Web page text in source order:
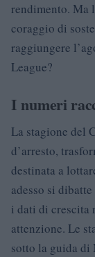
rendimento. Ma
coraggio di
raggiungere
League?
I numeri
La stagione del
d’arresto,
destinata a
adesso si
i dati di crescita
attenzione. Le
sotto la guida di